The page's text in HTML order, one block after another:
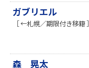
ガブリエル
［ ←札幌／期限付き移籍 ］
森 晃太